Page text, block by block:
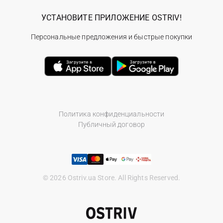
Политика конфиденциальности
Публичный договор
© 2026 Ostriv.ua Store. All Rights Reserved.
УСТАНОВИТЕ ПРИЛОЖЕНИЕ OSTRIV!
Персональные предложения и быстрые покупки